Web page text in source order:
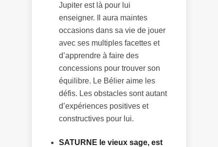
Jupiter est là pour lui
enseigner. Il aura maintes
occasions dans sa vie de jouer
avec ses multiples facettes et
d’apprendre à faire des
concessions pour trouver son
équilibre. Le Bélier aime les
défis. Les obstacles sont autant
d’expériences positives et
constructives pour lui.
SATURNE le vieux sage, est